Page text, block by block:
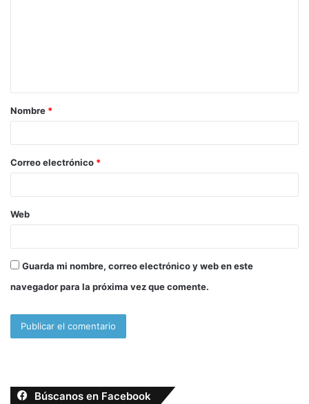
a
r
*
Nombre *
Correo electrónico *
Web
Guarda mi nombre, correo electrónico y web en este
navegador para la próxima vez que comente.
Búscanos en Facebook